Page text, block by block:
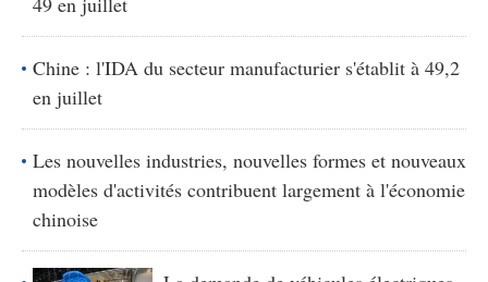
Chine : l'IDA du secteur manufacturier s'établit à 49,2
en juillet
Les nouvelles industries, nouvelles formes et nouveaux
modèles d'activités contribuent largement à l'économie
chinoise